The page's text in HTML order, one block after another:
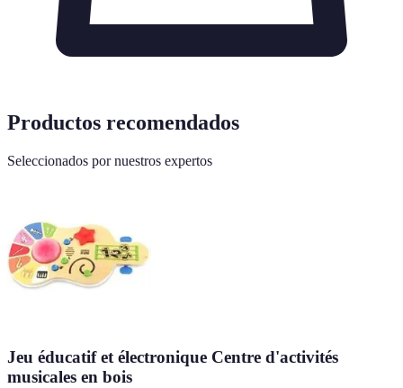
Productos recomendados
Seleccionados por nuestros expertos
Jeu éducatif et électronique Centre d'activités
musicales en bois